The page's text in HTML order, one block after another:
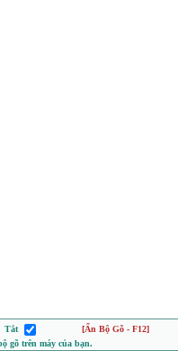
Tắt
[Ẩn Bộ Gõ - F12]
gõ trên máy của bạn.